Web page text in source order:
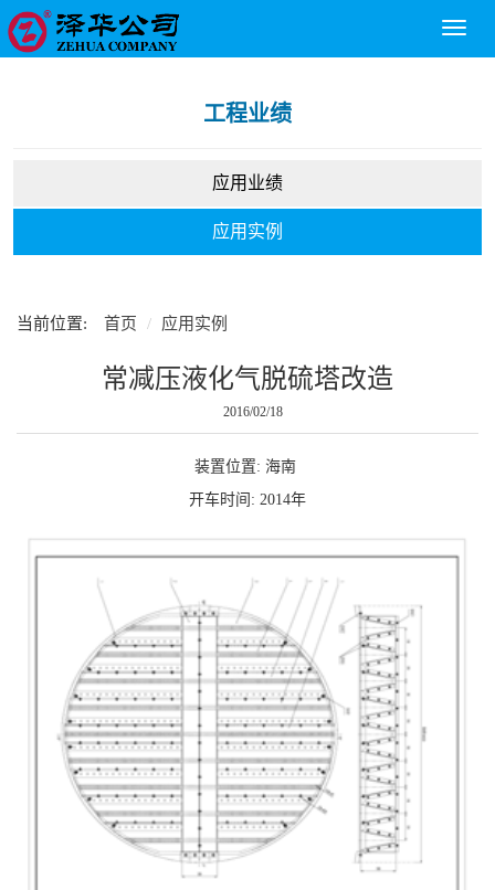
Toggle
工程业绩
应用业绩
应用实例
当前位置: 首页 应用实例
常减压液化气脱硫塔改造
2016/02/18
装置位置: 海南
开车时间: 2014年